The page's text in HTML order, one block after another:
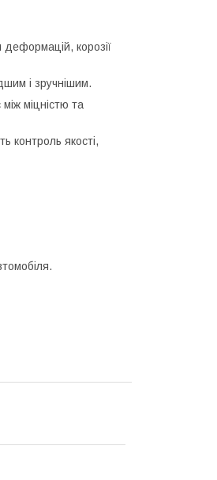
корозії
і зручнішим.
міцністю та
контроль якості,